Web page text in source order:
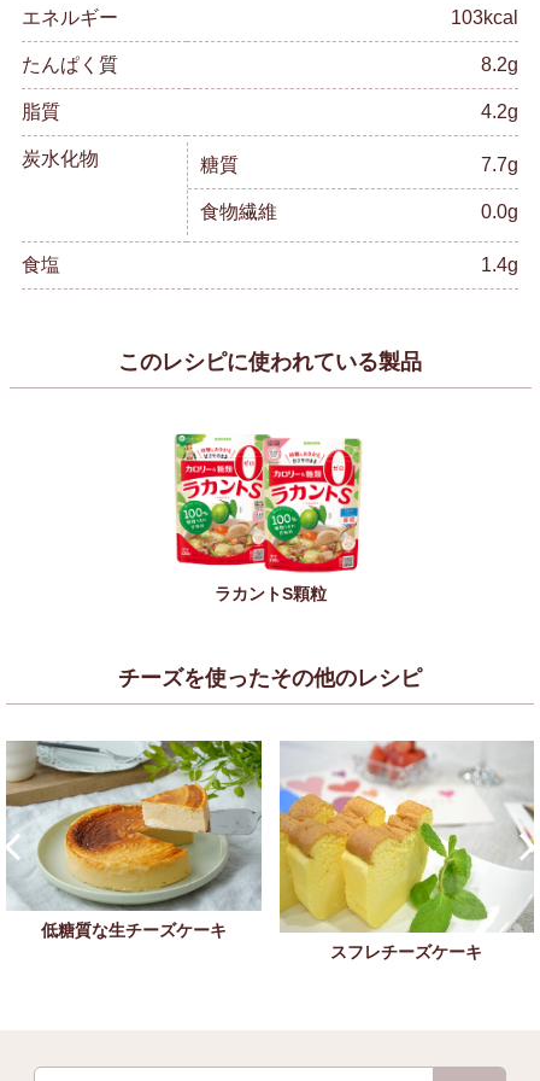
エネルギー 103kcal
たんぱく質 8.2g
脂質 4.2g
炭水化物 糖質 7.7g
食物繊維 0.0g
食塩 1.4g
このレシピに使われている製品
ラカントS顆粒
チーズを使ったその他のレシピ
低糖質な生チーズケーキ
スフレチーズケーキ